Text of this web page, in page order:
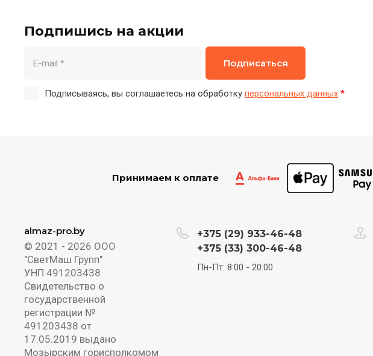
Подпишись на акции
Подписываясь, вы соглашаетесь на обработку персональных данных *
Подписаться
Принимаем к оплате
almaz-pro.by
© 2021 - 2026 ООО
"СветМаш Групп"
УНП 491203438
Свидетельство о
государственной
регистрации №
491203438 от
17.05.2019 выдано
Мозырским горисполкомом
+375 (29) 933-46-48
+375 (33) 300-46-48
Пн-Пт: 8:00 - 20:00